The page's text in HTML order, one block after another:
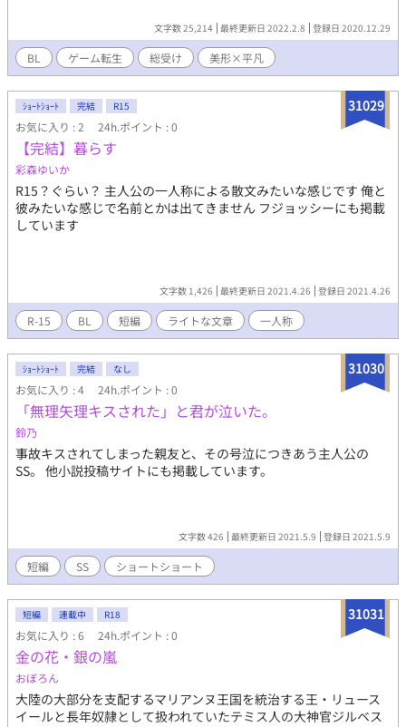
文字数 25,214 最終更新日 2022.2.8 登録日 2020.12.29
BL ゲーム転生 総受け 美形×平凡
31029
ｼｮｰﾄｼｮｰﾄ 完結 R15
お気に入り : 2 24h.ポイント : 0
【完結】暮らす
彩森ゆいか
R15？ぐらい？ 主人公の一人称による散文みたいな感じです 俺と
彼みたいな感じで名前とかは出てきません フジョッシーにも掲載
しています
文字数 1,426 最終更新日 2021.4.26 登録日 2021.4.26
R-15 BL 短編 ライトな文章 一人称
31030
ｼｮｰﾄｼｮｰﾄ 完結 なし
お気に入り : 4 24h.ポイント : 0
「無理矢理キスされた」と君が泣いた。
鈴乃
事故キスされてしまった親友と、その号泣につきあう主人公の
SS。 他小説投稿サイトにも掲載しています。
文字数 426 最終更新日 2021.5.9 登録日 2021.5.9
短編 SS ショートショート
31031
短編 連載中 R18
お気に入り : 6 24h.ポイント : 0
金の花・銀の嵐
おぼろん
大陸の大部分を支配するマリアンヌ王国を統治する王・リュース
イールと長年奴隷として扱われていたテミス人の大神官ジルベス